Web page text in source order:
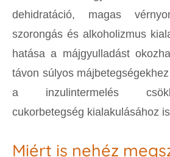
dehidratáció, magas
szorongás és alkoholizmus
hatása a májgyulladást
távon súlyos
a inzulintermelés
cukorbetegség kialakulásához
Miért is nehéz